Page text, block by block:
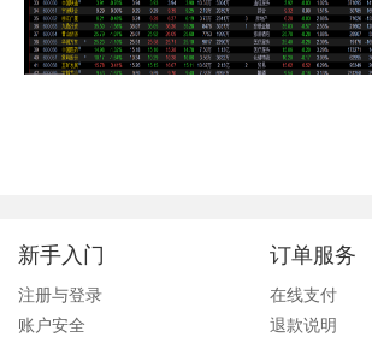
新手入门
注册与登录
账户安全
订单服务
在线支付
退款说明